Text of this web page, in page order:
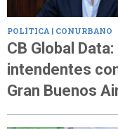
POLÍTICA | CONURBANO
CB Global
intendentes
Gran Buenos